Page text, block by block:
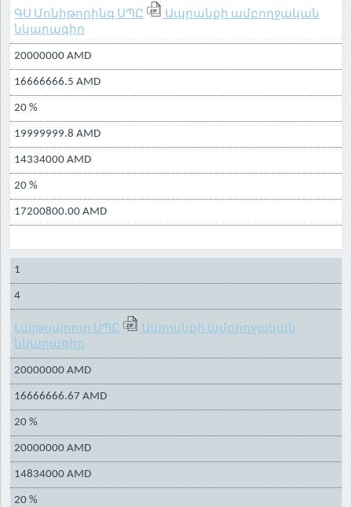
ԳՍ Մոնիթորինգ ՍՊԸ
Ապրանքի ամբողջական
նկարագիր
20000000 AMD
16666666.5 AMD
20 %
19999999.8 AMD
14334000 AMD
20 %
17200800.00 AMD
1
4
Լայթսպորտ ՍՊԸ
Ապրանքի ամբողջական
նկարագիր
20000000 AMD
16666666.67 AMD
20 %
20000000 AMD
14834000 AMD
20 %